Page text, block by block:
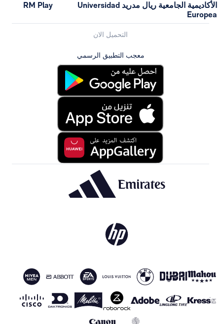
الأكاديمية الجامعية ريال مدريد Universidad
Europea
RM Play
التحميل الان
معجب التطبيق الرسمي